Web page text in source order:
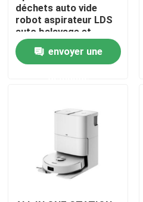
Visite d'usine
Contrôle de qualité
aspirateur de robot
Laveur de vitres de robot
déchets auto vide
robot aspirateur LDS
auto balayage et
nettoyage
envoyer une